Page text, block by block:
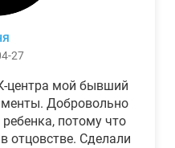
27
центра мой бывший
Добровольно
потому что
отцовстве. Сделали